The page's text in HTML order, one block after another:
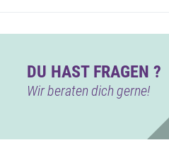
DU HAST FRAGEN ?
Wir beraten dich gerne!